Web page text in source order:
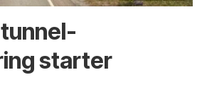
tunnel­
starter